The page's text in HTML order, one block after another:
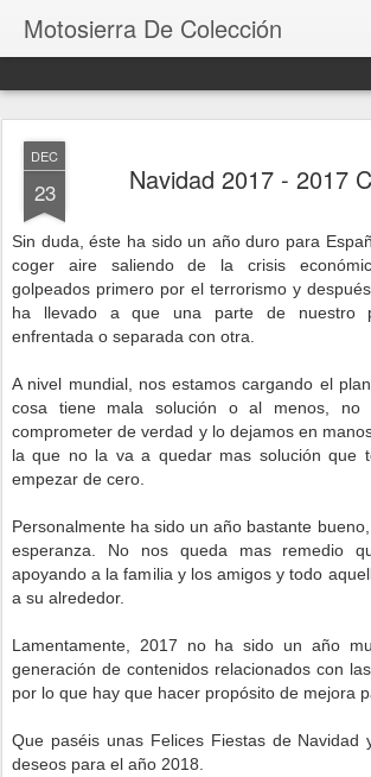
Motosierra De Colección
DEC
23 Navidad 2017 - 2017
Sin duda, éste ha sido un año duro para
coger aire saliendo de la crisis
golpeados primero por el terrorismo y
ha llevado a que una parte de nuestro
enfrentada o separada con otra.
A nivel mundial, nos estamos cargando el
cosa tiene mala solución o al menos, no
comprometer de verdad y lo dejamos en
la que no la va a quedar mas solución que
empezar de cero.
Personalmente ha sido un año bastante
esperanza. No nos queda mas remedio
apoyando a la familia y los amigos y todo
a su alrededor.
Lamentamente, 2017 no ha sido un año
generación de contenidos relacionados con
por lo que hay que hacer propósito de mejora
Que paséis unas Felices Fiestas de Navidad
deseos para el año 2018.